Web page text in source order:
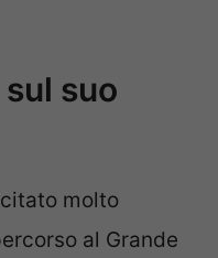
suo
molto
al Grande